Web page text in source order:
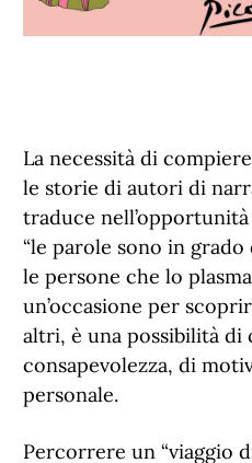
La necessità di
le storie di autori di
traduce
“le parole sono in
le persone che lo
un’occasione per
altri, è una possibilità
consapevolezza, di
personale.
Percorrere un “viaggio